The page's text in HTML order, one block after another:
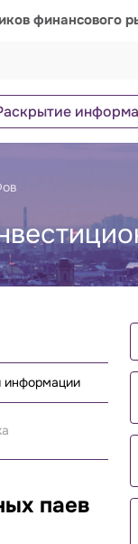
финансового
информации
паев